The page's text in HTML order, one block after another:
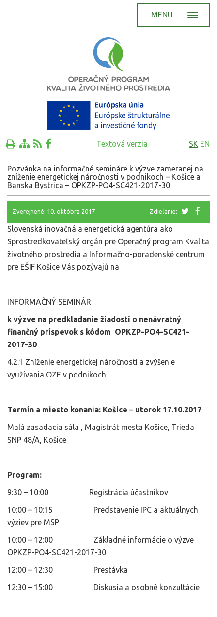
MENU
Textová verzia SK EN
Pozvánka na informačné semináre k výzve zameranej na
zníženie energetickej náročnosti v podnikoch – Košice a
Banská Bystrica – OPKZP-PO4-SC421-2017-30
Zverejnené: 10. októbra 2017 Zdieľanie:
Slovenská inovačná a energetická agentúra ako
Sprostredkovateľský orgán pre Operačný program Kvalita
životného prostredia a Informačno-poradenské centrum
pre EŠIF Košice Vás pozývajú na
INFORMAČNÝ SEMINÁR
k výzve na predkladanie žiadostí o nenávratný
finančný príspevok s kódom OPKZP-PO4-SC421-
2017-30
4.2.1 Zníženie energetickej náročnosti a zvýšenie
využívania OZE v podnikoch
Termín a miesto konania: Košice – utorok 17.10.2017
Malá zasadacia sála , Magistrát mesta Košice, Trieda
SNP 48/A, Košice
Program:
9:30 – 10:00 Registrácia účastníkov
10:00 – 10:15 Predstavenie IPC a aktuálnych
výziev pre MSP
10:00 – 12:00 Základné informácie o výzve
OPKZP-PO4-SC421-2017-30
12:00 – 12:30 Prestávka
12:30 – 15:00 Diskusia a osobné konzultácie